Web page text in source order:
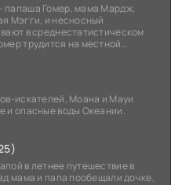
папаша Гомер, мама Мардж,
Мэгги, и несносный
в среднестатистическом
трудится на местной
искателей, Моана и Мауи
и опасные воды Океании.
в летнее путешествие в
мама и папа пообещали дочке,